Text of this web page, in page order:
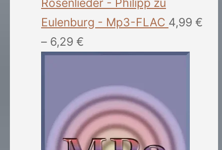
Rosenlieder - Philipp zu
Eulenburg - Mp3-FLAC 4,99 €
– 6,29 €